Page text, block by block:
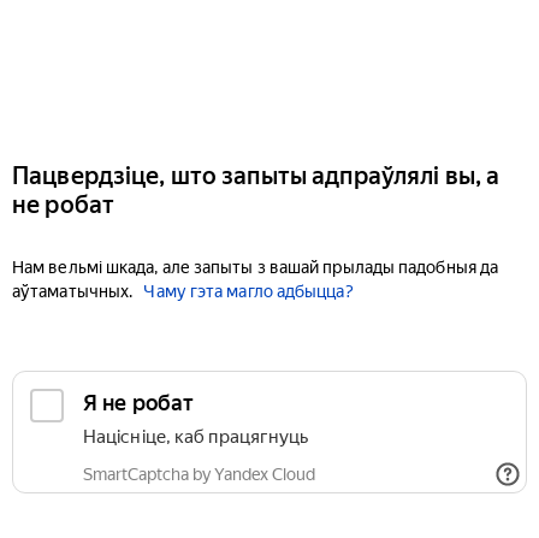
Пацвердзіце, што запыты адпраўлялі вы, а
не робат
Нам вельмі шкада, але запыты з вашай прылады падобныя да
аўтаматычных.
Чаму гэта магло адбыцца?
Я не робат
Націсніце, каб працягнуць
SmartCaptcha by Yandex Cloud